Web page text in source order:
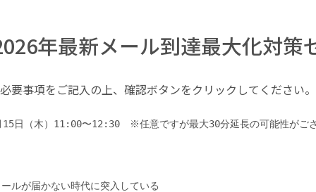
年最新メール到達最大化対策
必要事項をご記入の上、確認ボタンをクリックしてください。
日（木）11:00〜12:30　※任意ですが最大30分延長の可能性がご
ルが届かない時代に突入している